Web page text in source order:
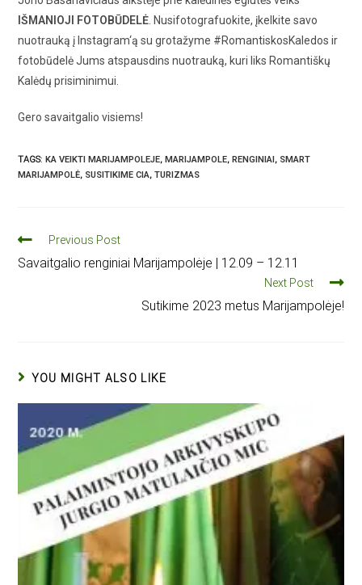
IŠMANIOJI FOTOBŪDELĖ . Nusifotografuokite, įkelkite savo
nuotrauką į Instagram‘ą su grotažyme #RomantiskosKaledos ir
fotobūdelė Jums atspausdins nuotrauką, kuri liks Romantiškų
Kalėdų prisiminimui.
Gero savaitgalio visiems!
TAGS:KA VEIKTI MARIJAMPOLEJE, MARIJAMPOLE, RENGINIAI, SMART
MARIJAMPOLĖ, SUSITIKIME CIA, TURIZMAS
Previous Post
Savaitgalio renginiai Marijampolėje | 12.09 – 12.11
Next Post
Sutikime 2023 metus Marijampolėje!
YOU MIGHT ALSO LIKE